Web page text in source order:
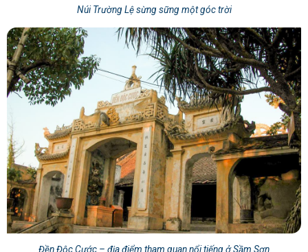
Núi Trường Lệ sừng sững một góc trời
Đền Độc Cước – địa điểm tham quan nổi tiếng ở Sầm Sơn